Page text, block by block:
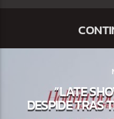
“LATE
DESPIDE TRAS